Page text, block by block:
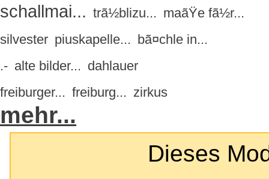
schallmai... trã½blizu... maãŸe fã½r...
silvester piuskapelle... bã¤chle in...
.- alte bilder... dahlauer
freiburger... freiburg... zirkus
mehr...
Dieses